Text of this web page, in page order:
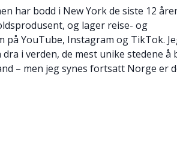
har bodd i New York de siste 12
og lager reise- og
YouTube, Instagram og TikTok.
i verden, de mest unike stedene å
– men jeg synes fortsatt Norge er